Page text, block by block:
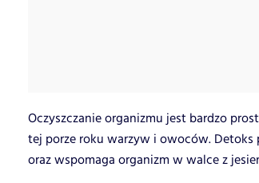
Oczyszczanie organizmu jest bardzo
tej porze roku warzyw i owoców.
oraz wspomaga organizm w walce z